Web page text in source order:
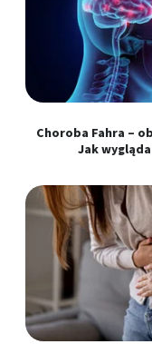
Choroba Fahra –
Jak